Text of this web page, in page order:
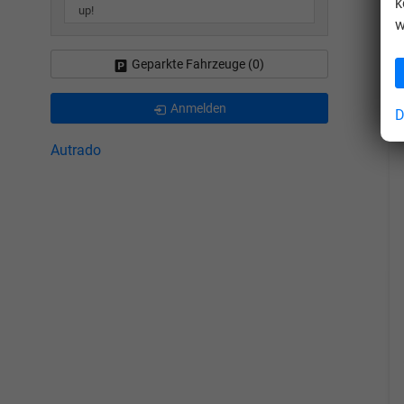
up!
Geparkte Fahrzeuge (0)
Anmelden
Autrado